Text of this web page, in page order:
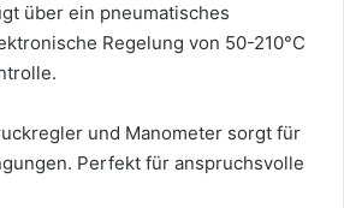
über ein pneumatisches
Regelung von 50-210°C
und Manometer sorgt für
Perfekt für anspruchsvolle